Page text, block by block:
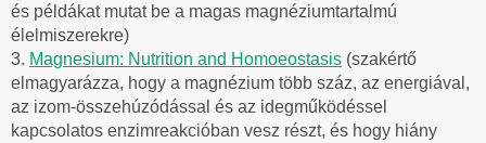
és példákat mutat be a magas magnéziumtartalmú
élelmiszerekre)
3. Magnesium: Nutrition and Homoeostasis (szakértő
elmagyarázza, hogy a magnézium több száz, az energiával,
az izom-összehúzódással és az idegműködéssel
kapcsolatos enzimreakcióban vesz részt, és hogy hiány